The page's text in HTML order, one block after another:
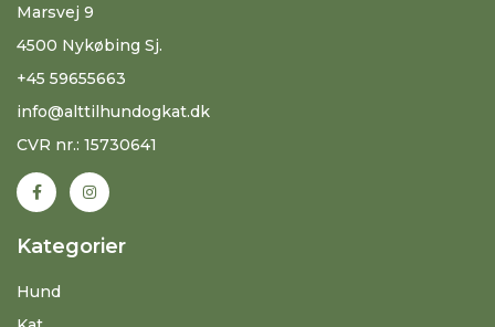
Marsvej 9
4500 Nykøbing Sj.
+45 59655663
info@alttilhundogkat.dk
CVR nr.: 15730641
Kategorier
Hund